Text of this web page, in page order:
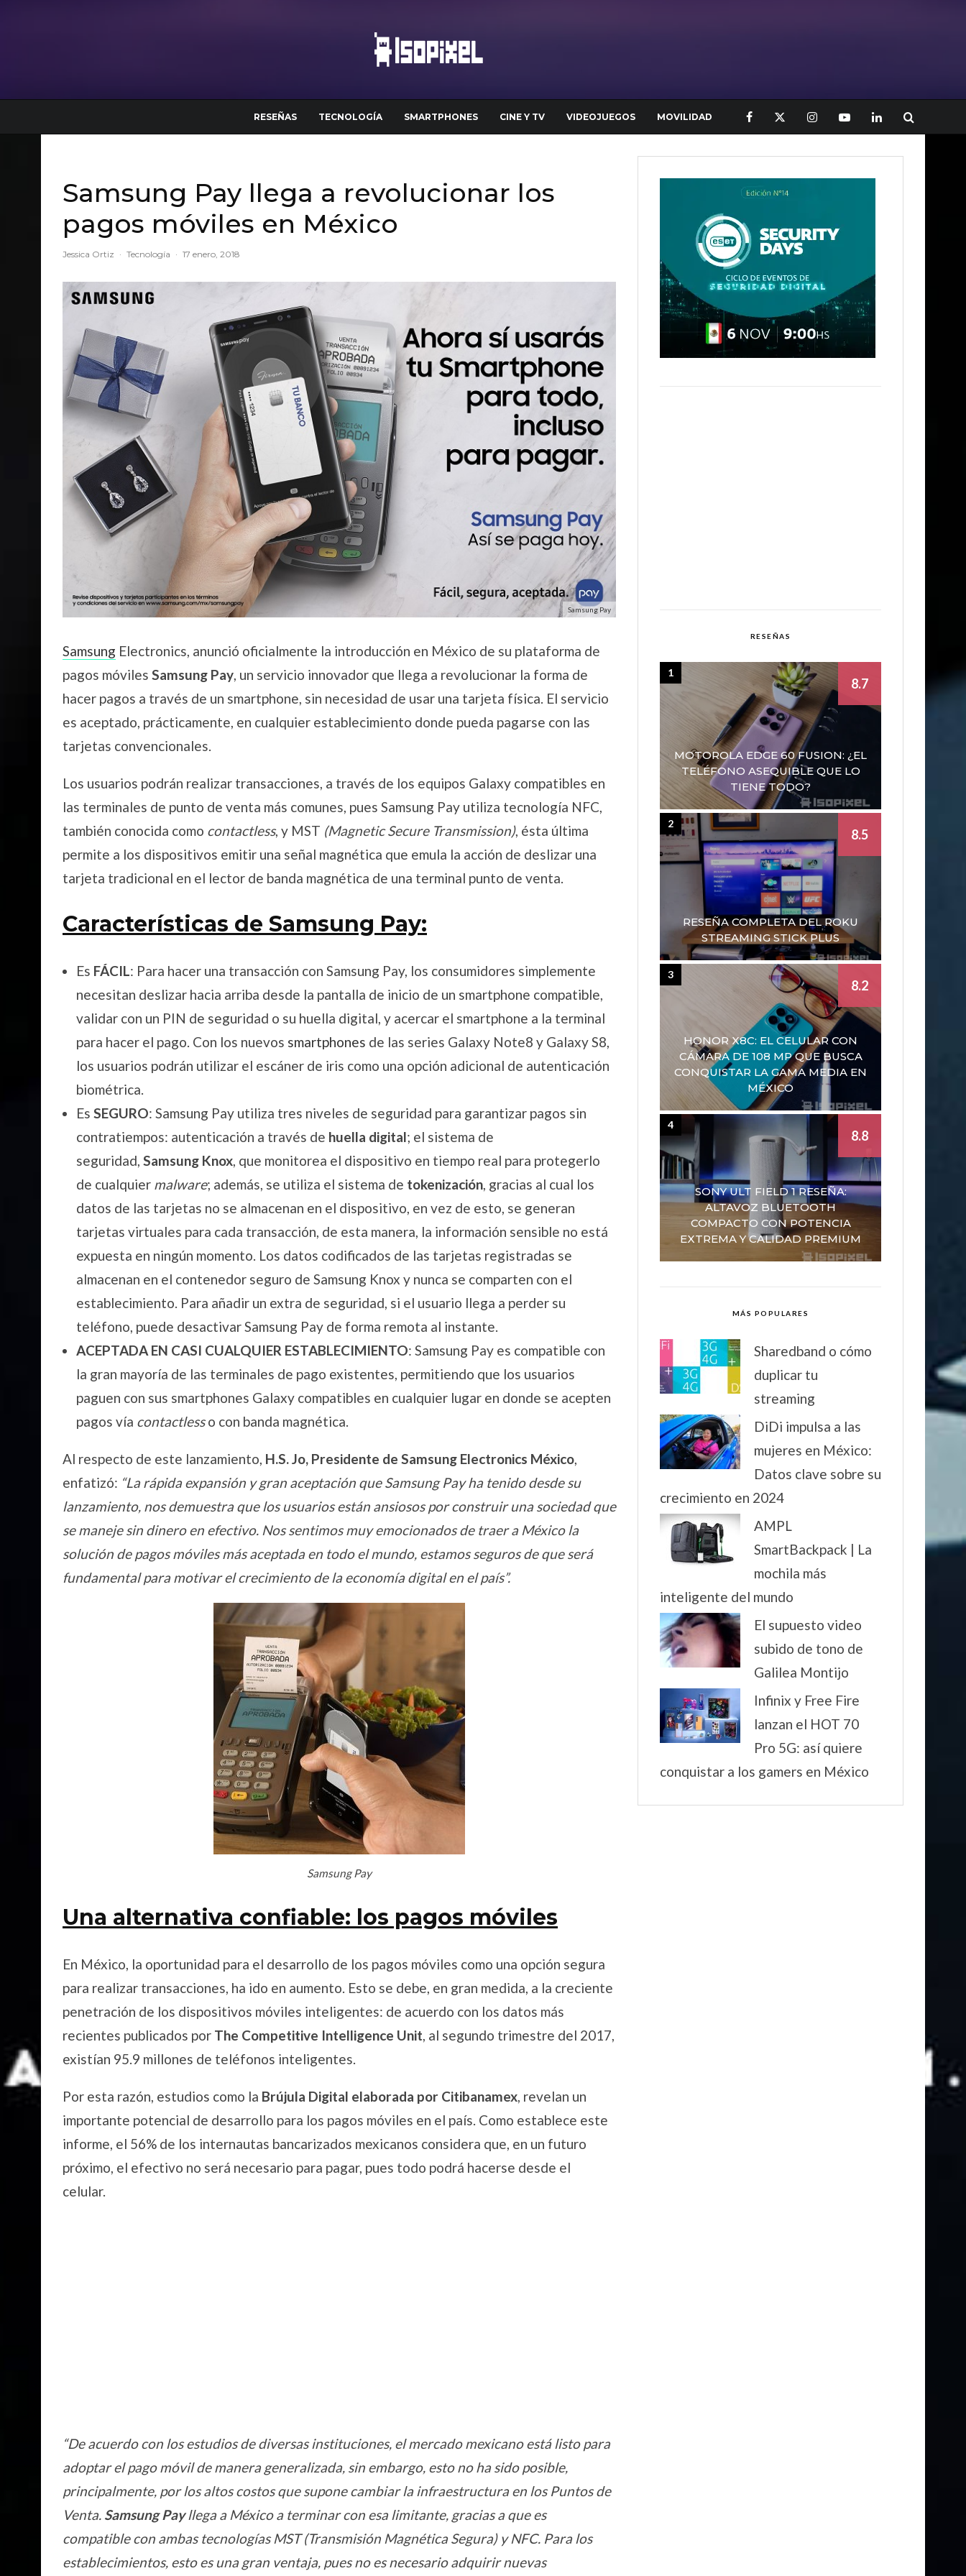
RESEÑAS TECNOLOGÍA SMARTPHONES CINE Y TV VIDEOJUEGOS MOVILIDAD
Samsung Pay llega a revolucionar los
pagos móviles en México
Jessica Ortiz · Tecnología · 17 enero, 2018
Samsung Pay
Samsung Electronics, anunció oficialmente la introducción en México de su plataforma de
pagos móviles Samsung Pay, un servicio innovador que llega a revolucionar la forma de
hacer pagos a través de un smartphone, sin necesidad de usar una tarjeta física. El servicio
es aceptado, prácticamente, en cualquier establecimiento donde pueda pagarse con las
tarjetas convencionales.
Los usuarios podrán realizar transacciones, a través de los equipos Galaxy compatibles en
las terminales de punto de venta más comunes, pues Samsung Pay utiliza tecnología NFC,
también conocida como contactless, y MST (Magnetic Secure Transmission), ésta última
permite a los dispositivos emitir una señal magnética que emula la acción de deslizar una
tarjeta tradicional en el lector de banda magnética de una terminal punto de venta.
Características de Samsung Pay:
Es FÁCIL: Para hacer una transacción con Samsung Pay, los consumidores simplemente
necesitan deslizar hacia arriba desde la pantalla de inicio de un smartphone compatible,
validar con un PIN de seguridad o su huella digital, y acercar el smartphone a la terminal
para hacer el pago. Con los nuevos smartphones de las series Galaxy Note8 y Galaxy S8,
los usuarios podrán utilizar el escáner de iris como una opción adicional de autenticación
biométrica.
Es SEGURO: Samsung Pay utiliza tres niveles de seguridad para garantizar pagos sin
contratiempos: autenticación a través de huella digital; el sistema de
seguridad, Samsung Knox, que monitorea el dispositivo en tiempo real para protegerlo
de cualquier malware; además, se utiliza el sistema de tokenización, gracias al cual los
datos de las tarjetas no se almacenan en el dispositivo, en vez de esto, se generan
tarjetas virtuales para cada transacción, de esta manera, la información sensible no está
expuesta en ningún momento. Los datos codificados de las tarjetas registradas se
almacenan en el contenedor seguro de Samsung Knox y nunca se comparten con el
establecimiento. Para añadir un extra de seguridad, si el usuario llega a perder su
teléfono, puede desactivar Samsung Pay de forma remota al instante.
ACEPTADA EN CASI CUALQUIER ESTABLECIMIENTO: Samsung Pay es compatible con
la gran mayoría de las terminales de pago existentes, permitiendo que los usuarios
paguen con sus smartphones Galaxy compatibles en cualquier lugar en donde se acepten
pagos vía contactlesso con banda magnética.
Al respecto de este lanzamiento, H.S. Jo, Presidente de Samsung Electronics México,
enfatizó: “La rápida expansión y gran aceptación que Samsung Pay ha tenido desde su
lanzamiento, nos demuestra que los usuarios están ansiosos por construir una sociedad que
se maneje sin dinero en efectivo. Nos sentimos muy emocionados de traer a México la
solución de pagos móviles más aceptada en todo el mundo, estamos seguros de que será
fundamental para motivar el crecimiento de la economía digital en el país”.
Samsung Pay
Una alternativa confiable: los pagos móviles
En México, la oportunidad para el desarrollo de los pagos móviles como una opción segura
para realizar transacciones, ha ido en aumento. Esto se debe, en gran medida, a la creciente
penetración de los dispositivos móviles inteligentes: de acuerdo con los datos más
recientes publicados por The Competitive Intelligence Unit , al segundo trimestre del 2017,
existían 95.9 millones de teléfonos inteligentes.
Por esta razón, estudios como la Brújula Digital elaborada por Citibanamex , revelan un
importante potencial de desarrollo para los pagos móviles en el país. Como establece este
informe, el 56% de los internautas bancarizados mexicanos considera que, en un futuro
próximo, el efectivo no será necesario para pagar, pues todo podrá hacerse desde el
celular.
“De acuerdo con los estudios de diversas instituciones, el mercado mexicano está listo para
adoptar el pago móvil de manera generalizada, sin embargo, esto no ha sido posible,
principalmente, por los altos costos que supone cambiar la infraestructura en los Puntos de
Venta. Samsung Payllega a México a terminar con esa limitante, gracias a que es
compatible con ambas tecnologías MST (Transmisión Magnética Segura) y NFC. Para los
establecimientos, esto es una gran ventaja, pues no es necesario adquirir nuevas
RESEÑAS
MOTOROLA EDGE 60 FUSION: ¿EL
TELÉFONO ASEQUIBLE QUE LO
TIENE TODO?
8.7
1
RESEÑA COMPLETA DEL ROKU
STREAMING STICK PLUS
8.5
2
HONOR X8C: EL CELULAR CON
CÁMARA DE 108 MP QUE BUSCA
CONQUISTAR LA GAMA MEDIA EN
MÉXICO
8.2
3
SONY ULT FIELD 1 RESEÑA:
ALTAVOZ BLUETOOTH
COMPACTO CON POTENCIA
EXTREMA Y CALIDAD PREMIUM
8.8
4
MÁS POPULARES
Sharedband o cómo
duplicar tu
streaming
DiDi impulsa a las
mujeres en México:
Datos clave sobre su
crecimiento en 2024
AMPL
SmartBackpack | La
mochila más
inteligente del mundo
El supuesto video
subido de tono de
Galilea Montijo
Infinix y Free Fire
lanzan el HOT 70
Pro 5G: así quiere
conquistar a los gamers en México